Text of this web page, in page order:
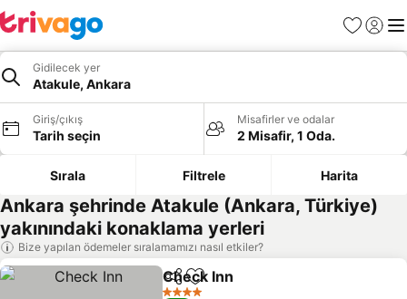
Favoriler
Giriş
Gidilecek yer
Atakule, Ankara
Giriş/çıkış
Tarih seçin
Misafirler ve odalar
2 Misafir, 1 Oda.
Sırala Filtrele Harita
Ankara şehrinde Atakule (Ankara, Türkiye)
yakınındaki konaklama yerleri
Bize yapılan ödemeler sıralamamızı nasıl etkiler?
PaylaşFavorilerime ekle
Check Inn